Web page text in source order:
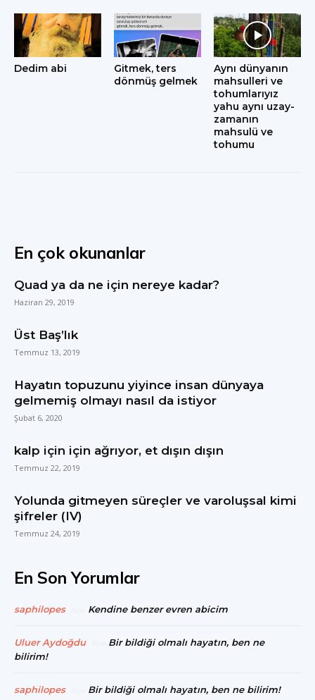
Dedim abi
Gitmek, ters
dönmüş gelmek
Aynı dünyanın
mahsulleri ve
tohumlarıyız
yahu aynı uzay-
zamanın
mahsulü ve
tohumu
En çok okunanlar
Quad ya da ne için nereye kadar?
Haziran 29, 2019
Üst Baş’lık
Temmuz 13, 2019
Hayatın topuzunu yiyince insan dünyaya
gelmemiş olmayı nasıl da istiyor
Şubat 6, 2020
kalp için için ağrıyor, et dışın dışın
Temmuz 22, 2019
Yolunda gitmeyen süreçler ve varoluşsal kimi
şifreler (IV)
Temmuz 24, 2019
En Son Yorumlar
saphilopes Kendine benzer evren abicim
Uluer Aydoğdu
Bir bildiği olmalı hayatın, ben ne
bilirim!
saphilopes Bir bildiği olmalı hayatın, ben ne bilirim!